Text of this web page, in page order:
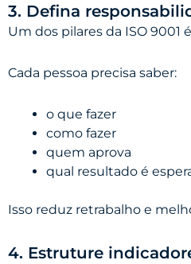
3. Defina
Um dos pilares da ISO 9001
Cada pessoa precisa saber:
o que fazer
como fazer
quem aprova
qual resultado é
Isso reduz retrabalho e
4. Estruture